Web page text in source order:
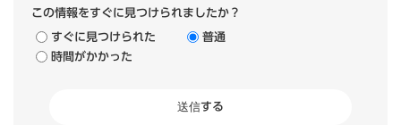
この情報をすぐに見つけられましたか？
すぐに見つけられた
普通
時間がかかった